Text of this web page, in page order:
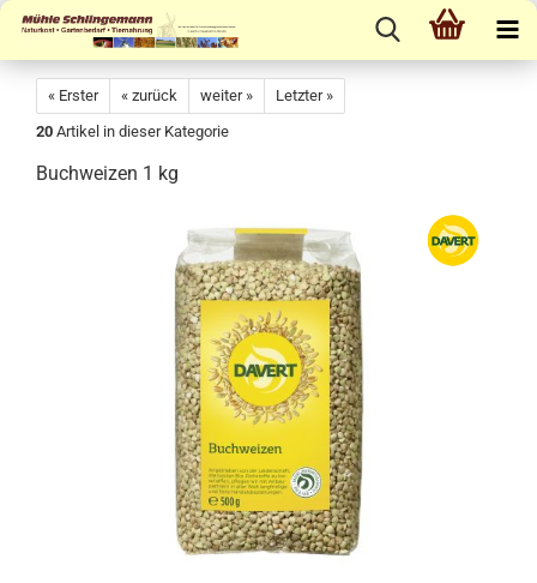
« Erster « zurück weiter »
Letzter »
20 Artikel in dieser Kategorie
Buchweizen 1 kg